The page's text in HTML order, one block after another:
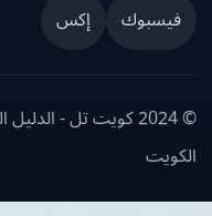
إكس
© 2024 كويت تل - الدليل